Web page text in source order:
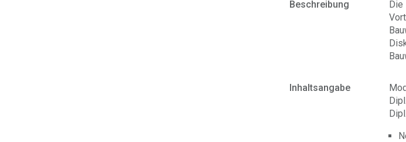
Beschreibung
Inhaltsangabe